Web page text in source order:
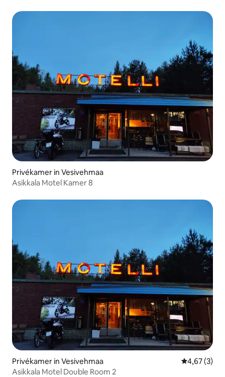
Privékamer in Vesivehmaa
Asikkala Motel Kamer 8
Privékamer in Vesivehmaa
4,67 (3)
Asikkala Motel Double Room 2